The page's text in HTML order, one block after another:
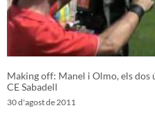
Making off: Manel i Olmo, els dos
CE Sabadell
30 d'agost de 2011